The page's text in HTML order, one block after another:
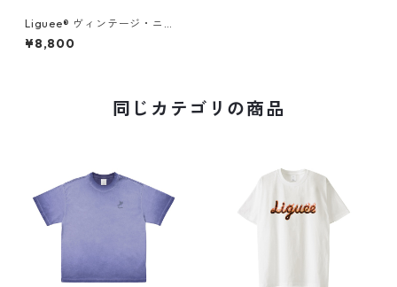
Liguee®️ ヴィンテージ・ニュ
アンス Tシャツ（刺繍ロゴ）グ
レー
¥8,800
同じカテゴリの商品